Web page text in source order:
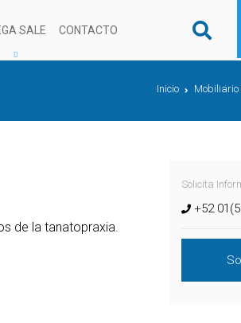
SALE CONTACTO
Inicio Mobiliario
de la tanatopraxia.
Solicita
+52